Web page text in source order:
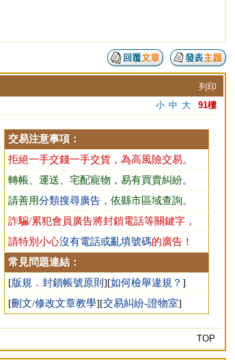
列印
91樓
大
中
小
交易注意事項：
拒絕一手交錢一手交貨，為高風險交易。
轉帳、運送、宅配寵物，易有買賣糾紛。
請善用分類搜尋廣告 ，依縣市區域查詢。
詐騙/累犯會員廣告將封鎖電話等關鍵字，
請特別小心沒有電話或亂填號碼的廣告！
常見問題連結：
[版規．封鎖帳號原則][如何檢舉違規？]
[刪文/修改文章教學][交易糾紛-證物室]
TOP